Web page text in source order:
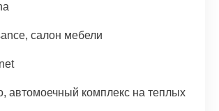
салон мебели
автомоечный комплекс на теплых